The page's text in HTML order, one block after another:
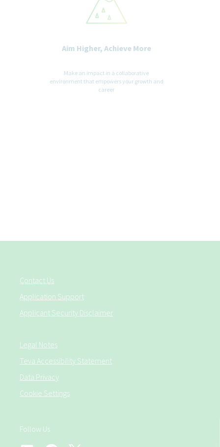
Aim Higher, Achieve More
Make an impact in a collaborative
environment that empowers your growth and
career
Contact Us
Application Support
Applicant Security Disclaimer
Legal Notes
Teva Accessibility Statement
Data Privacy
Cookie Settings
Follow Us